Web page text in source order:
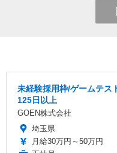
未経験採用枠/ゲームテス
125日以上
GOEN株式会社
埼玉県
月給30万円～50万円